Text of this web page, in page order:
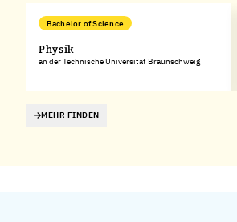
Bachelor of Science
Physik
an der Technische Universität Braunschweig
MEHR FINDEN